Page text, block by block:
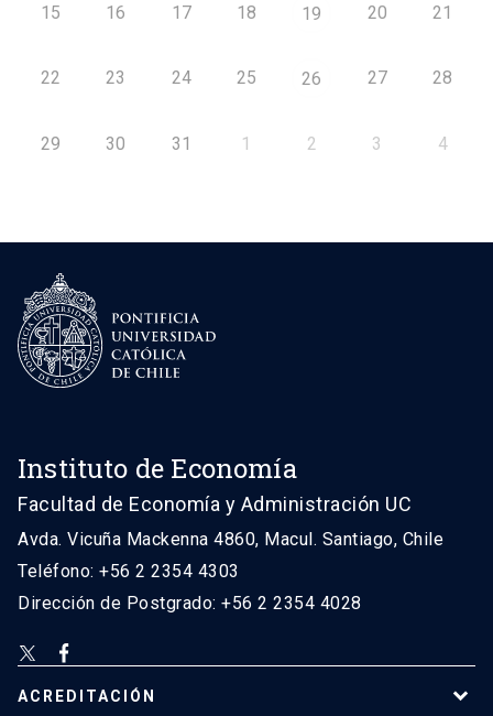
15 16 17 18 19 20 21
22 23 24 25 26 27 28
29 30 31 1 2 3 4
Instituto de Economía
Facultad de Economía y Administración UC
Avda. Vicuña Mackenna 4860, Macul. Santiago, Chile
Teléfono: +56 2 2354 4303
Dirección de Postgrado: +56 2 2354 4028
ACREDITACIÓN